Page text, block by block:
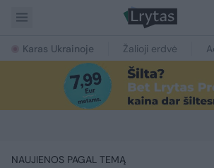
Karas Ukrainoje Žalioji erdvė
NAUJIENOS PAGAL TEMĄ